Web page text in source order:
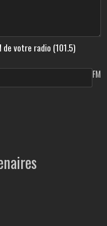
votre radio (101.5)
FM